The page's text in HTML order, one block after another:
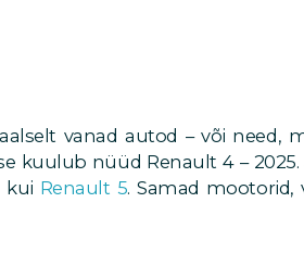
vanad autod – või need,
kuulub nüüd Renault 4 –
kui Renault 5. Samad mootorid,